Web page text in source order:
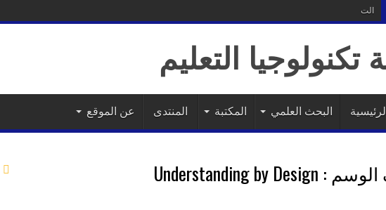
التصميم التعليمي: هل نصمم الخبرات
البحث العلمي المكتبة المنتدى عن الموقع
:
Understanding by Design